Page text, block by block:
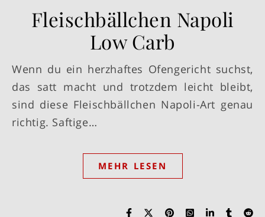
Fleischbällchen Napoli
Low Carb
Wenn du ein herzhaftes Ofengericht suchst,
das satt macht und trotzdem leicht bleibt,
sind diese Fleischbällchen Napoli-Art genau
richtig. Saftige…
MEHR LESEN